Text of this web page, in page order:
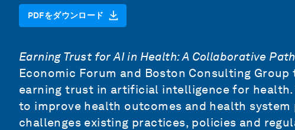
PDFをダウンロード
Earning Trust for AI in Health: A Collaborative
Economic Forum and Boston Consulting
earning trust in artificial intelligence for
to improve health outcomes and health
challenges existing practices, policies and